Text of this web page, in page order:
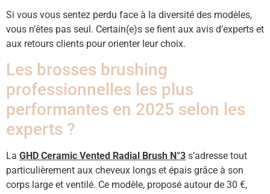
Si vous vous sentez perdu face à la diversité des modèles,
vous n’êtes pas seul. Certain(e)s se fient aux avis d’experts et
aux retours clients pour orienter leur choix.
Les brosses brushing
professionnelles les plus
performantes en 2025 selon les
experts ?
La GHD Ceramic Vented Radial Brush N°3 s’adresse tout
particulièrement aux cheveux longs et épais grâce à son
corps large et ventilé. Ce modèle, proposé autour de 30 €,